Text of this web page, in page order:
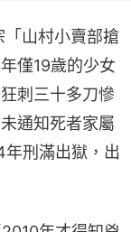
山村小賣部搶
僅19歲的少女
刺三十多刀慘
通知死者家屬
刑滿出獄，出